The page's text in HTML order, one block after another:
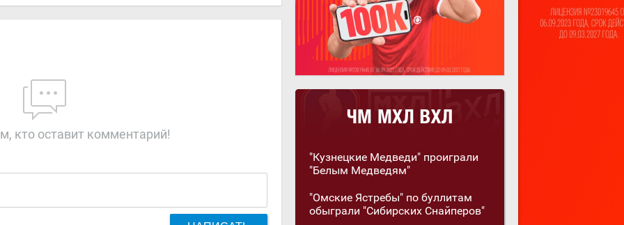
кто оставит комментарий!
"Кузнецкие Медведи" проиграли
"Белым Медведям"
"Омские Ястребы" по буллитам
обыграли "Сибирских Снайперов"